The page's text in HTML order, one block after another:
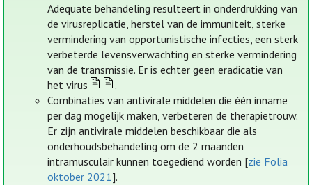
Adequate behandeling resulteert in onderdrukking van
de virusreplicatie, herstel van de immuniteit, sterke
vermindering van opportunistische infecties, een sterk
verbeterde levensverwachting en sterke vermindering
van de transmissie. Er is echter geen eradicatie van
het virus
.
Combinaties van antivirale middelen die één inname
per dag mogelijk maken, verbeteren de therapietrouw.
Er zijn antivirale middelen beschikbaar die als
onderhoudsbehandeling om de 2 maanden
intramusculair kunnen toegediend worden [zie Folia
oktober 2021].